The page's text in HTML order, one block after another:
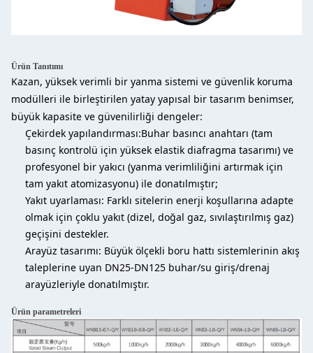
Ürün Tanıtımı
Kazan, yüksek verimli bir yanma sistemi ve güvenlik koruma
modülleri ile birleştirilen yatay yapısal bir tasarım benimser,
büyük kapasite ve güvenilirliği dengeler:
Çekirdek yapılandırması:Buhar basıncı anahtarı (tam
basınç kontrolü için yüksek elastik diafragma tasarımı) ve
profesyonel bir yakıcı (yanma verimliliğini artırmak için
tam yakıt atomizasyonu) ile donatılmıştır;
Yakıt uyarlaması: Farklı sitelerin enerji koşullarına adapte
olmak için çoklu yakıt (dizel, doğal gaz, sıvılaştırılmış gaz)
geçişini destekler.
Arayüz tasarımı: Büyük ölçekli boru hattı sistemlerinin akış
taleplerine uyan DN25-DN125 buhar/su giriş/drenaj
arayüzleriyle donatılmıştır.
Ürün parametreleri